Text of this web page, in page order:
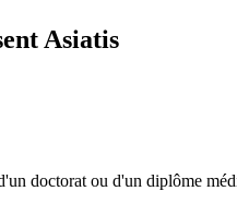
Asiatis
doctorat ou d'un diplôme